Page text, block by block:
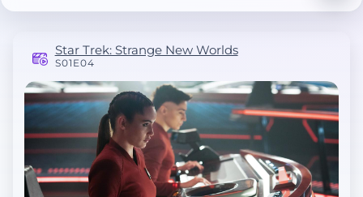
Star Trek: Strange New Worlds
S01E04